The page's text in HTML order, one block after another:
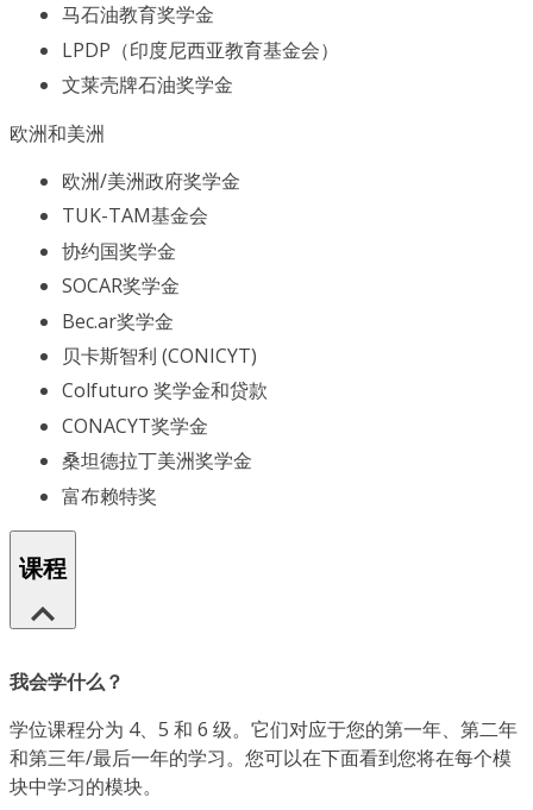
马石油教育奖学金
LPDP（印度尼西亚教育基金会）
文莱壳牌石油奖学金
欧洲和美洲
欧洲/美洲政府奖学金
TUK-TAM基金会
协约国奖学金
SOCAR奖学金
Bec.ar奖学金
贝卡斯智利 (CONICYT)
Colfuturo 奖学金和贷款
CONACYT奖学金
桑坦德拉丁美洲奖学金
富布赖特奖
课程
我会学什么？
学位课程分为 4、5 和 6 级。它们对应于您的第一年、第二年
和第三年/最后一年的学习。您可以在下面看到您将在每个模
块中学习的模块。